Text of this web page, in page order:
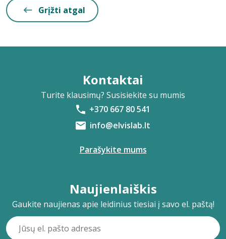
Grįžti atgal
Kontaktai
Turite klausimų? Susisiekite su mumis
+370 667 80 541
info@elvislab.lt
Parašykite mums
Naujienlaiškis
Gaukite naujienas apie leidinius tiesiai į savo el. paštą!